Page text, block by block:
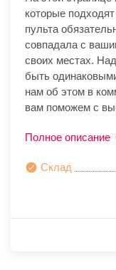
которые
пульта
совпадала с
своих местах.
быть
нам об этом в
вам поможем с
Полное описание
Склад